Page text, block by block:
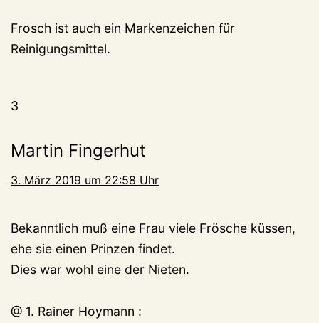
Frosch ist auch ein Markenzeichen für
Reinigungsmittel.
3
Martin Fingerhut
3. März 2019 um 22:58 Uhr
Bekanntlich muß eine Frau viele Frösche küssen,
ehe sie einen Prinzen findet.
Dies war wohl eine der Nieten.
@ 1. Rainer Hoymann :